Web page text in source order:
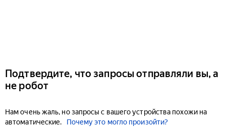
Подтвердите, что запросы отправляли вы, а
не робот
Нам очень жаль, но запросы с вашего устройства похожи на
автоматические.
Почему это могло произойти?